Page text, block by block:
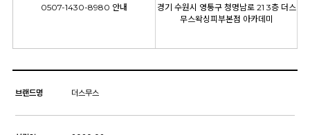
0507-1430-8980 안내
경기 수원시 영통구 청명남로 21 3층 더스
무스왁싱피부본점 아카데미
브랜드명 더스무스